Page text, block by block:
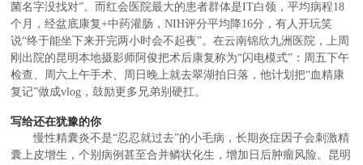
菌名字没找对”。而红会医院最大的患者群体是IT白领，平均病程18
个月，经盆底康复+中药灌肠，NIH评分平均降16分，有人开玩笑
说“终于能坐下来开完两小时会不起夜”。在云南锦欣九洲医院，上周
刚出院的昆明本地摄影师阿俊把术后康复称为“闪电模式”：周五下午
检查、周六上午手术、周日晚上就去翠湖拍日落，他计划把“血精康
复记”做成vlog，鼓励更多兄弟别硬扛。
写给还在犹豫的你
慢性精囊炎不是“忍忍就过去”的小毛病，长期炎症因子会刺激精
囊上皮增生，个别病例甚至合并鳞状化生，增加日后肿瘤风险。昆明